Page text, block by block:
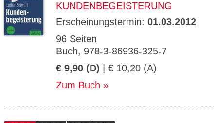
KUNDENBEGEISTERUNG
Erscheinungstermin: 01.03.2012
96 Seiten
Buch, 978-3-86936-325-7
€ 9,90 (D) | € 10,20 (A)
Zum Buch